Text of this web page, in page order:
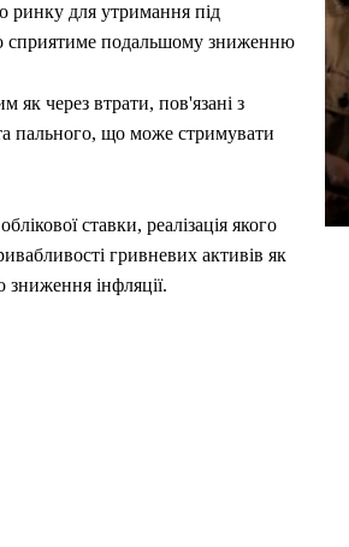
ринку для утримання під
сприятиме подальшому зниженню
як через втрати, пов'язані з
пального, що може стримувати
ставки, реалізація якого
гривневих активів як
зниження інфляції.